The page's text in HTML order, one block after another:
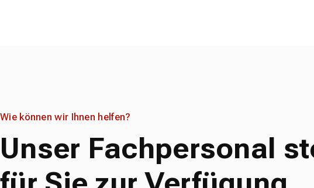
Wie können wir Ihnen helfen?
Unser Fachpersonal